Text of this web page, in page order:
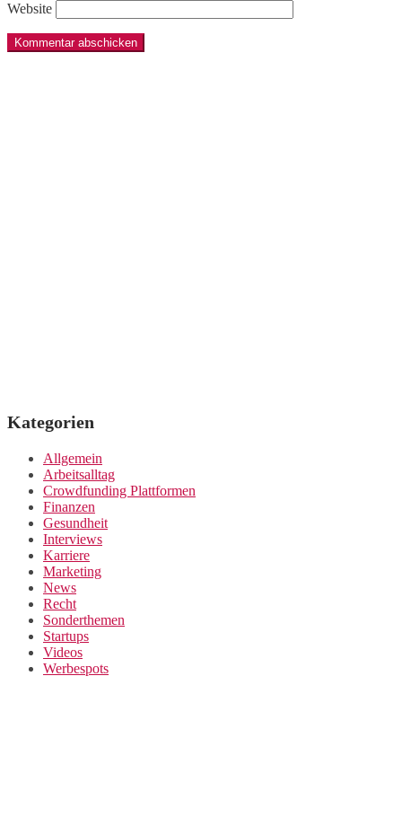
Website
Kategorien
Allgemein
Arbeitsalltag
Crowdfunding Plattformen
Finanzen
Gesundheit
Interviews
Karriere
Marketing
News
Recht
Sonderthemen
Startups
Videos
Werbespots